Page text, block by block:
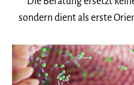
sondern dient als erste